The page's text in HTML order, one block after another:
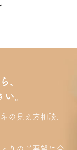
、
。
の見え方相談、